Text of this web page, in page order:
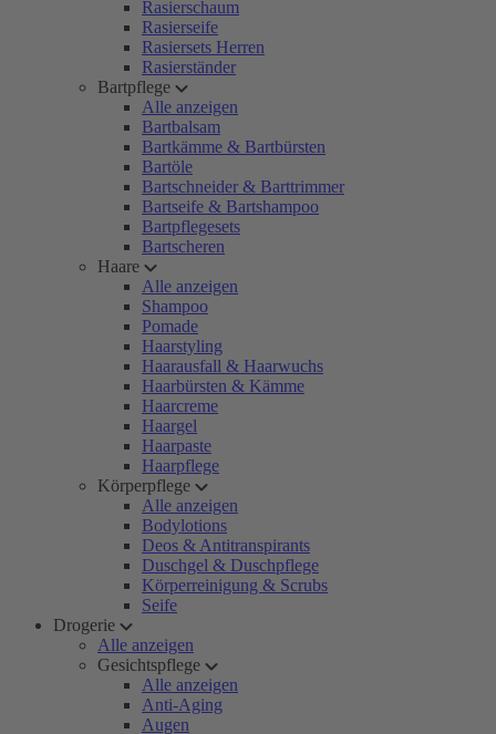
Rasierschaum
Rasierseife
Rasiersets Herren
Rasierständer
Bartpflege
Alle anzeigen
Bartbalsam
Bartkämme & Bartbürsten
Bartöle
Bartschneider & Barttrimmer
Bartseife & Bartshampoo
Bartpflegesets
Bartscheren
Haare
Alle anzeigen
Shampoo
Pomade
Haarstyling
Haarausfall & Haarwuchs
Haarbürsten & Kämme
Haarcreme
Haargel
Haarpaste
Haarpflege
Körperpflege
Alle anzeigen
Bodylotions
Deos & Antitranspirants
Duschgel & Duschpflege
Körperreinigung & Scrubs
Seife
Drogerie
Alle anzeigen
Gesichtspflege
Alle anzeigen
Anti-Aging
Augen